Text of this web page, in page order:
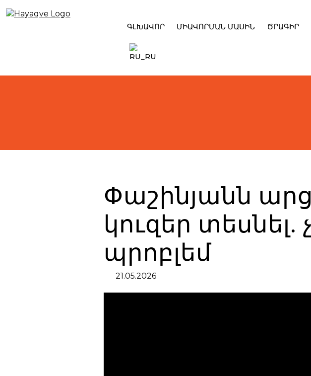
to
ԳԼԽԱՎՈՐ ՄԻԱՎՈՐՄԱՆ ՄԱՍԻՆ ԾՐԱԳԻՐ
Փաշինյանն
կուզեր
պրոբլեմ
21.05.2026